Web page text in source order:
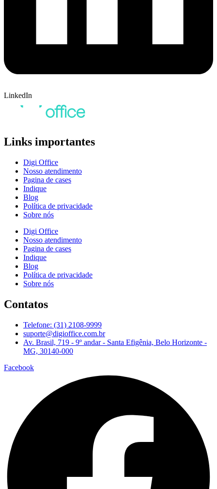
LinkedIn
Links importantes
Digi Office
Nosso atendimento
Pagina de cases
Indique
Blog
Política de privacidade
Sobre nós
Digi Office
Nosso atendimento
Pagina de cases
Indique
Blog
Política de privacidade
Sobre nós
Contatos
Telefone: (31) 2108-9999
suporte@digioffice.com.br
Av. Brasil, 719 - 9º andar - Santa Efigênia, Belo Horizonte -
MG, 30140-000
Facebook